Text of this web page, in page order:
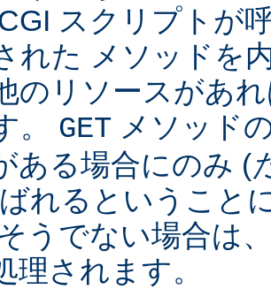
スクリプトが
れた メソッドを
のリソースがあ
。 GET メソッド
ある場合にのみ (
れるということ
うでない場合は
理されます。